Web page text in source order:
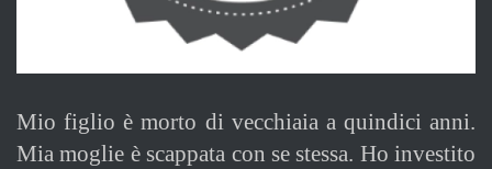
Mio figlio è morto di vecchiaia a quindici anni.
Mia moglie è scappata con se stessa. Ho investito